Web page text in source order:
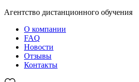
Агентство дистанционного обучения
О компании
FAQ
Новости
Отзывы
Контакты